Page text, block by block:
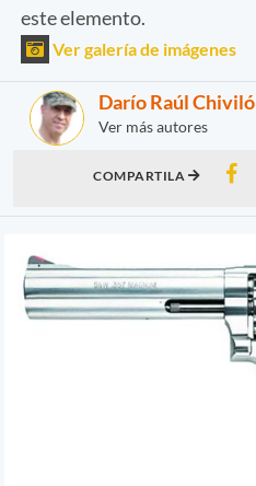
este elemento.
Ver galería de imágenes
Darío Raúl Chiviló
Ver más autores
COMPARTILA